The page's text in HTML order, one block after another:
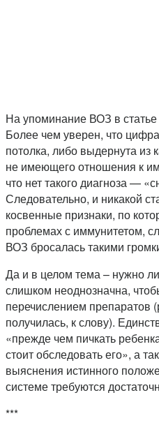
На упоминание ВОЗ в
Более чем уверен, что
потолка, либо выдернута из
не имеющего отношения к
что нет такого диагноза —
Следовательно, и никакой
косвенные признаки, по
проблемах с иммунитетом,
ВОЗ бросалась такими
Да и в целом тема – нужно ли
слишком неоднозначна,
перечислением препаратов
получилась, к слову).
«прежде чем пичкать
стоит обследовать его», а
выяснения истинного
системе требуются
***